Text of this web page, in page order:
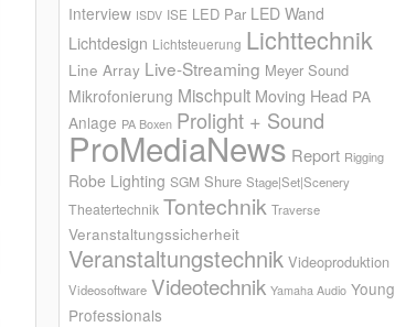
Interview ISDV ISE LED Par LED Wand
Lichtdesign Lichtsteuerung Lichttechnik
Line Array Live-Streaming Meyer Sound
Mikrofonierung Mischpult Moving Head PA
Anlage PA Boxen Prolight + Sound
ProMediaNews Report Rigging
Robe Lighting SGM Shure Stage|Set|Scenery
Theatertechnik Tontechnik Traverse
Veranstaltungssicherheit
Veranstaltungstechnik Videoproduktion
Videosoftware Videotechnik Yamaha Audio Young
Professionals